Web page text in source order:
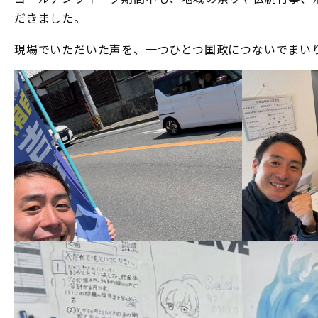
だきました。
現場でいただいた声を、一つひとつ国政につないでまい